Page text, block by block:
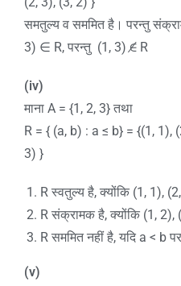
समतुल्य व सममित है। परन्तु
3) ∈ R, परन्तु (1, 3) ∉ R
(iv)
माना A = {1, 2, 3} तथा
R = { (a, b) : a ≤ b} = {(1, 1),
3) }
R स्वतुल्य है, क्योंकि (1, 1),
R संक्रामक है, क्योंकि (1,
R सममित नहीं है, यदि a < b
(v)